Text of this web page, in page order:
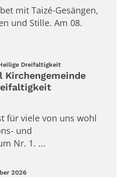
mit Taizé-Gesängen,
und Stille. Am 08.
Dreifaltigkeit:
Kirchengemeinde
für viele von uns wohl
und
Nr. 1. ...
2026: